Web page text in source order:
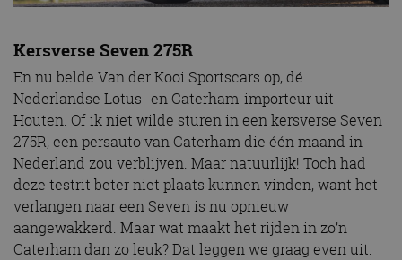
Kersverse Seven 275R
En nu belde Van der Kooi Sportscars op, dé
Nederlandse Lotus- en Caterham-importeur uit
Houten. Of ik niet wilde sturen in een kersverse Seven
275R, een persauto van Caterham die één maand in
Nederland zou verblijven. Maar natuurlijk! Toch had
deze testrit beter niet plaats kunnen vinden, want het
verlangen naar een Seven is nu opnieuw
aangewakkerd. Maar wat maakt het rijden in zo’n
Caterham dan zo leuk? Dat leggen we graag even uit.